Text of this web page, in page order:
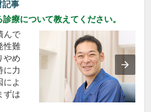
記事
療について教えてください。
んで
性難
やめ
に力
によ
ずは